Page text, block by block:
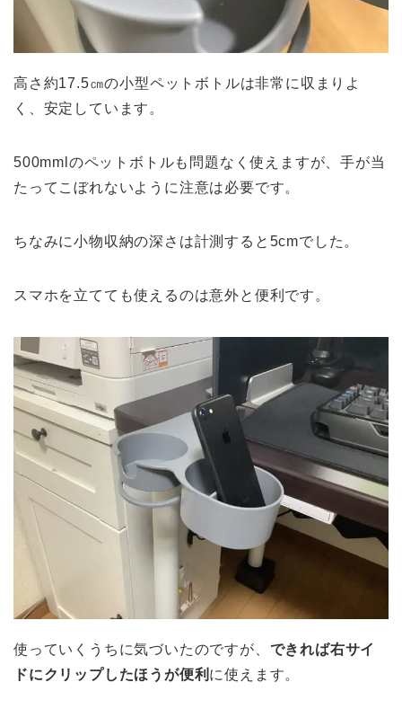
高さ約17.5㎝の小型ペットボトルは非常に収まりよ
く、安定しています。
500mmlのペットボトルも問題なく使えますが、手が当
たってこぼれないように注意は必要です。
ちなみに小物収納の深さは計測すると5cmでした。
スマホを立てても使えるのは意外と便利です。
使っていくうちに気づいたのですが、 できれば右サイ
ドにクリップしたほうが便利 に使えます。